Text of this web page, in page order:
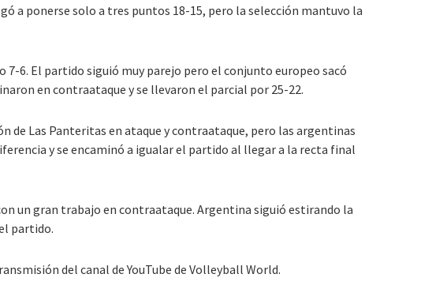
a ponerse solo a tres puntos 18-15, pero la selección mantuvo la
6. El partido siguió muy parejo pero el conjunto europeo sacó
en contraataque y se llevaron el parcial por 25-22.
de Las Panteritas en ataque y contraataque, pero las argentinas
y se encaminó a igualar el partido al llegar a la recta final
un gran trabajo en contraataque. Argentina siguió estirando la
partido.
del canal de YouTube de Volleyball World.